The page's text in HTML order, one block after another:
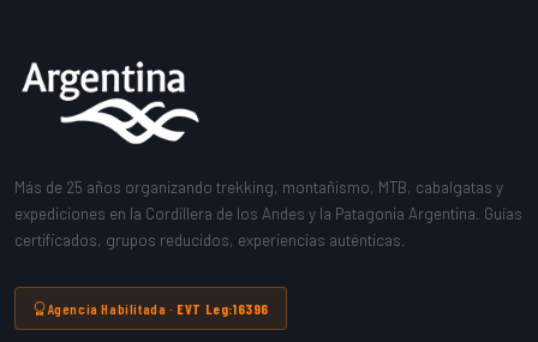
Más de 25 años organizando trekking, montañismo, MTB, cabalgatas y
expediciones en la Cordillera de los Andes y la Patagonia Argentina. Guías
certificados, grupos reducidos, experiencias auténticas.
Agencia Habilitada · EVT Leg:16396